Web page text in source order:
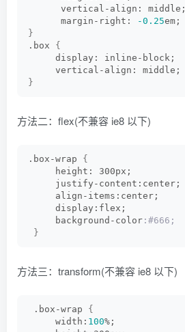
      vertical-align: middle;
      margin-right:
-0.25em;
}
.box {
     display: inline-block;
     vertical-align: middle;
}
方法二：flex(不兼容 ie8 以下)
.box-wrap {
     height: 300px;
     justify-content:center;
     align-items:center;
     display:flex;
     background-color
:#666;
}
方法三：transform(不兼容 ie8 以下)
.box-wrap {
     width:
100%;